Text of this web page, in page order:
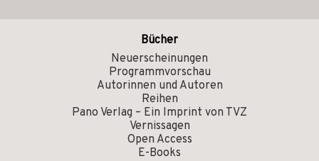
Bücher
Neuerscheinungen
Programmvorschau
Autorinnen und Autoren
Reihen
Pano Verlag – Ein Imprint von TVZ
Vernissagen
Open Access
E-Books